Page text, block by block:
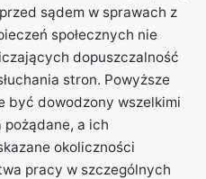
sądem w sprawach z
społecznych nie
dopuszczalność
stron. Powyższe
być dowodzony wszelkimi
pożądane, a ich
okoliczności
pracy w szczególnych